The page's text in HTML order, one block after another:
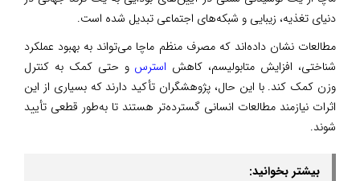
دنیای تغذیه، زیبایی و شبکه‌های اجتماعی تبدیل شده است.
مطالعات نشان داده‌اند که مصرف منظم ماچا می‌تواند به بهبود عملکرد
شناختی، افزایش متابولیسم، کاهش استرس و حتی کمک به کنترل
وزن کمک کند. با این حال، پژوهشگران تأکید دارند که بسیاری از این
اثرات نیازمند مطالعات انسانی گسترده‌تر هستند تا به‌طور قطعی تأیید
شوند.
بیشتر بخوانید: